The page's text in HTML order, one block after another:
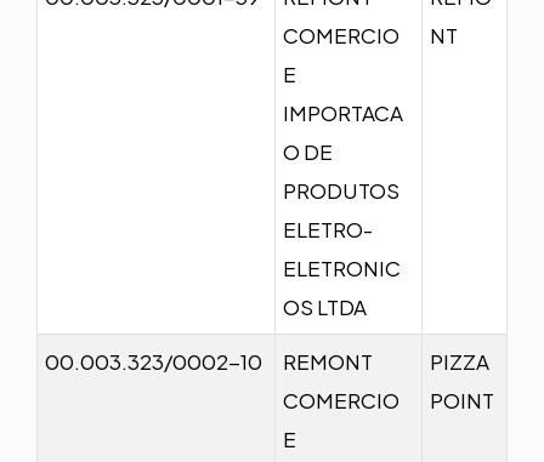
COMERCIO
E
IMPORTACA
O DE
PRODUTOS
ELETRO-
ELETRONIC
OS LTDA
NT
00.003.323/0002-10
REMONT
COMERCIO
E
PIZZA
POINT